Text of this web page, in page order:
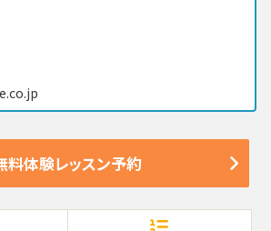
料体験レッスン予約